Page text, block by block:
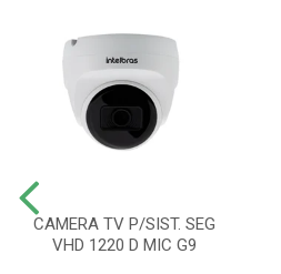
CAMERA TV P/SIST. SEG
VHD 1220 D MIC G9